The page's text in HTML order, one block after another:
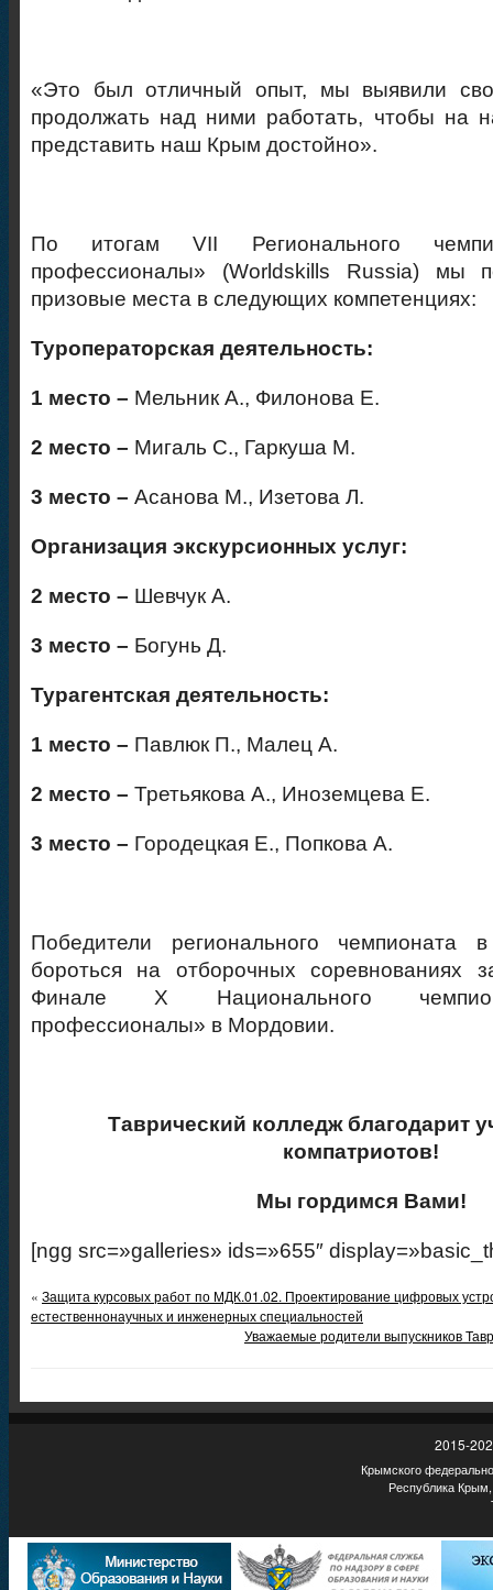
«Это был отличный опыт, мы выявили
продолжать над ними работать, чтобы на
представить наш Крым достойно».
По итогам VII Регионального
профессионалы» (Worldskills Russia) мы
призовые места в следующих компетенциях:
Туроператорская деятельность:
1 место – Мельник А., Филонова Е.
2 место – Мигаль С., Гаркуша М.
3 место – Асанова М., Изетова Л.
Организация экскурсионных услуг:
2 место – Шевчук А.
3 место – Богунь Д.
Турагентская деятельность:
1 место – Павлюк П., Малец А.
2 место – Третьякова А., Иноземцева Е.
3 место – Городецкая Е., Попкова А.
Победители регионального чемпионата
бороться на отборочных соревнованиях
Финале X Национального
профессионалы» в Мордовии.
Таврический колледж благодарит
компатриотов!
Мы гордимся Вами!
[ngg src=»galleries» ids=»655″
« Защита курсовых работ по МДК.01.02. Проектирование цифровых
естественнонаучных и инженерных специальностей
Уважаемые родители выпускников
2015-
Крымского
Республика